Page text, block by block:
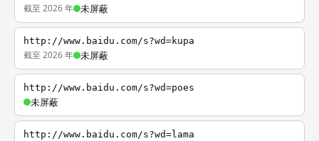
截至 2026 年 未屏蔽
http://www.baidu.com/s?wd=kupa
截至 2026 年 未屏蔽
http://www.baidu.com/s?wd=poes
未屏蔽
http://www.baidu.com/s?wd=lama